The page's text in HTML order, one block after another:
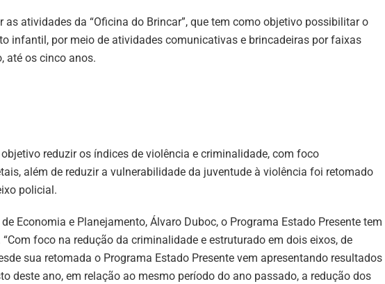
as atividades da “Oficina do Brincar”, que tem como objetivo possibilitar o
infantil, por meio de atividades comunicativas e brincadeiras por faixas
até os cinco anos.
reduzir os índices de violência e criminalidade, com foco
além de reduzir a vulnerabilidade da juventude à violência foi retomado
policial.
Economia e Planejamento, Álvaro Duboc, o Programa Estado Presente tem
foco na redução da criminalidade e estruturado em dois eixos, de
sua retomada o Programa Estado Presente vem apresentando resultados
deste ano, em relação ao mesmo período do ano passado, a redução dos